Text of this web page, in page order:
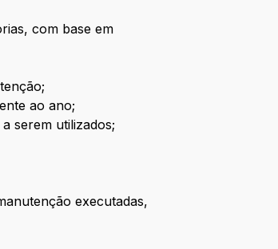
com base em
ao ano;
serem utilizados;
executadas,